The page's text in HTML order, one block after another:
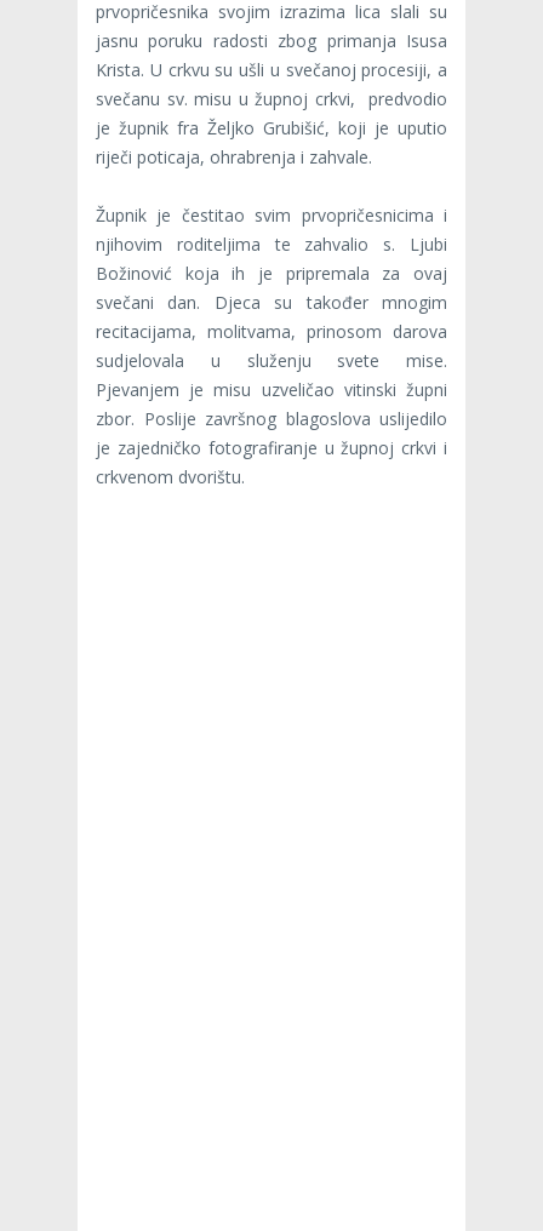
prvopričesnika svojim izrazima lica slali su
jasnu poruku radosti zbog primanja Isusa
Krista. U crkvu su ušli u svečanoj procesiji, a
svečanu sv. misu u župnoj crkvi, predvodio
je župnik fra Željko Grubišić, koji je uputio
riječi poticaja, ohrabrenja i zahvale.
Župnik je čestitao svim prvopričesnicima i
njihovim roditeljima te zahvalio s. Ljubi
Božinović koja ih je pripremala za ovaj
svečani dan. Djeca su također mnogim
recitacijama, molitvama, prinosom darova
sudjelovala u služenju svete mise.
Pjevanjem je misu uzveličao vitinski župni
zbor. Poslije završnog blagoslova uslijedilo
je zajedničko fotografiranje u župnoj crkvi i
crkvenom dvorištu.